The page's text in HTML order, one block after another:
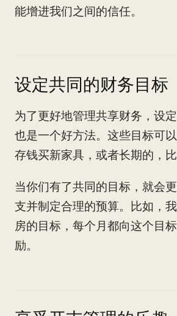
能增进我们之间的信任。
设定共同的财务目标
为了更好地管理共享财务，设
也是一个好方法。这些目标可
存钱买新家具，或者长期的，比
当你们有了共同的目标，就会
支并制定合理的预算。比如，
房的目标，每个月都向这个目
励。